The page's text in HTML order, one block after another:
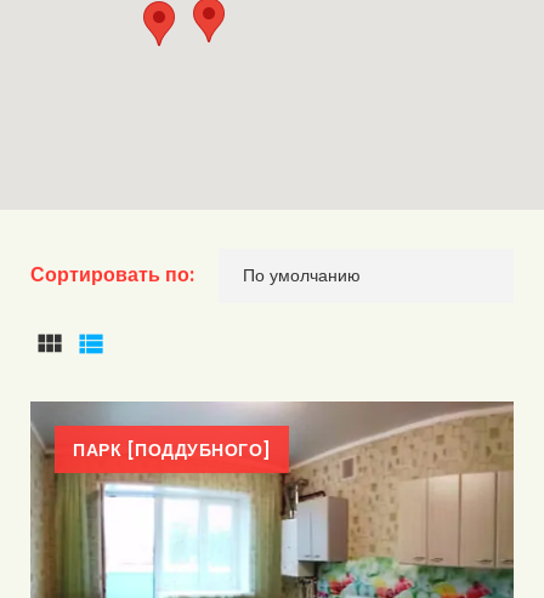
Сортировать по:
СЕТКА
ПАРК [ПОДДУБНОГО]